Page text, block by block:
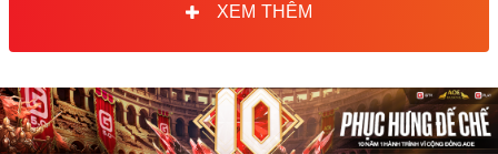
XEM THÊM